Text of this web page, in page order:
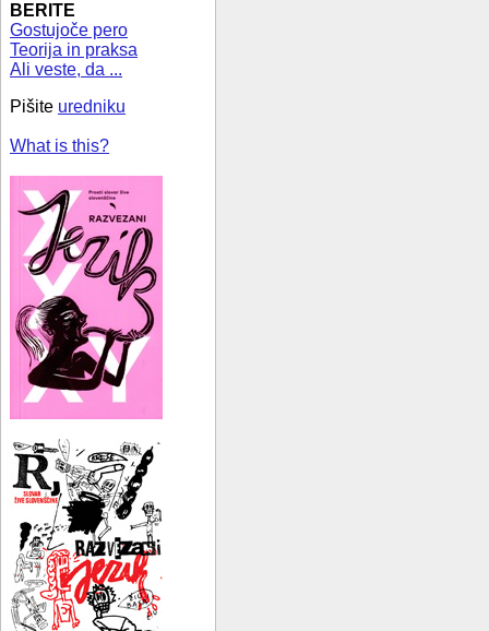
BERITE
Gostujoče pero
Teorija in praksa
Ali veste, da ...
Pišite uredniku
What is this?